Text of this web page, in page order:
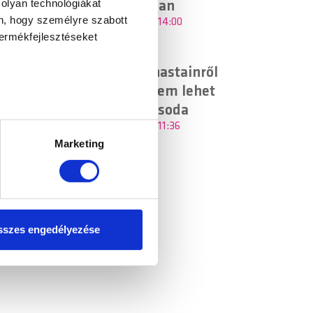
technológiákat
hogy személyre szabott
pontban. Bármikor
megosztjuk az Ön
Ön adott meg
Marketing
engedélyezése
műsoraiban
2026.08.06. - 14:00
Jessica Chastainről
már azt sem lehet
tudni, kicsoda
2026.08.06. - 11:36